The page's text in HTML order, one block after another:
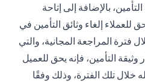
بالإضافة إلى إتاحة
للعملاء إلغاء وثائق التأمين في
فترة المراجعة المجانية، والتي
إصدار وثيقة التأمين، فإنه يحق للعميل
خلال تلك الفترة، وذلك وفقًا